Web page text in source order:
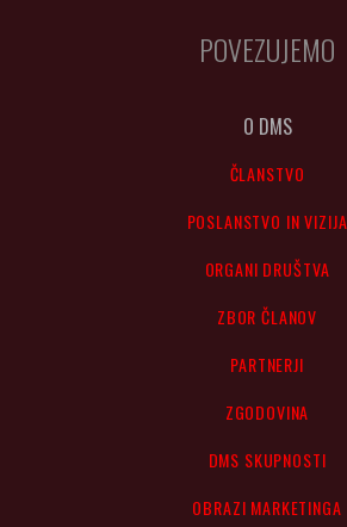
POVEZUJEMO
O DMS
ČLANSTVO
POSLANSTVO IN VIZIJA
ORGANI DRUŠTVA
ZBOR ČLANOV
PARTNERJI
ZGODOVINA
DMS SKUPNOSTI
OBRAZI MARKETINGA